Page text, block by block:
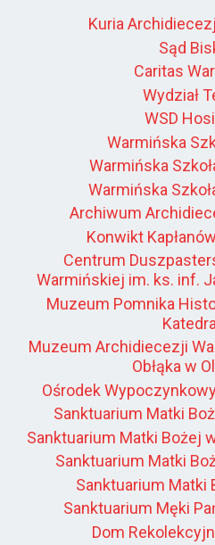
Kuria
Sąd
Caritas
Wydział
WSD
Warmińska
Warmińska
Warmińska
Archiwum
Konwikt
Centrum
Warmińskiej im. ks. inf.
Muzeum Pomnika
Muzeum Archidiecezji
Obłąka w
Ośrodek
Sanktuarium Matki
Sanktuarium Matki Bożej
Sanktuarium Matki
Sanktuarium Matki
Sanktuarium Męki
Dom